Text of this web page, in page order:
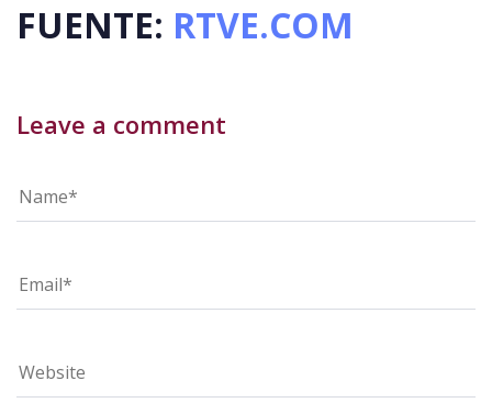
FUENTE: RTVE.COM
Leave a comment